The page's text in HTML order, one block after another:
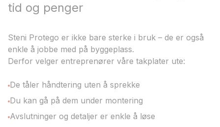
tid og penger
Steni Protego er ikke bare sterke i bruk – de er også
enkle å jobbe med på byggeplass.
Derfor velger entreprenører våre takplater ute:
De tåler håndtering uten å sprekke
Du kan gå på dem under montering
Avslutninger og detaljer er enkle å løse